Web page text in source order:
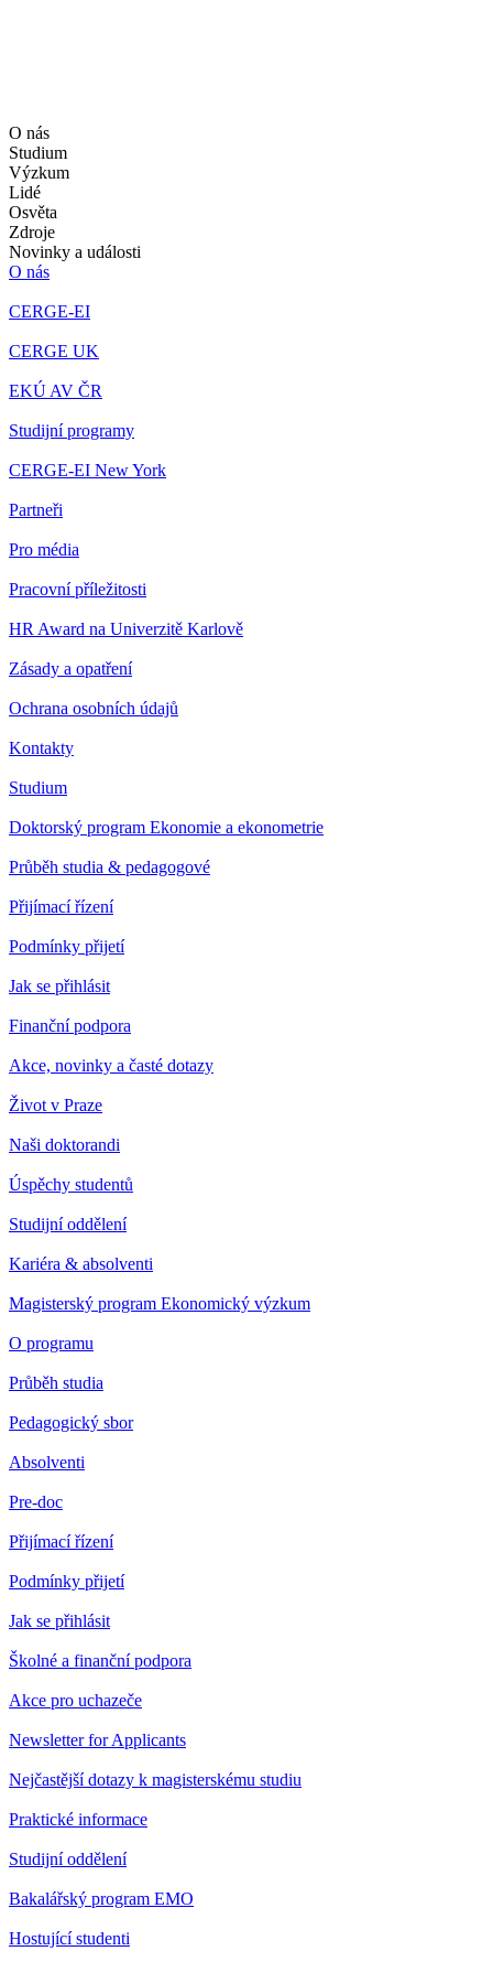
O nás
Studium
Výzkum
Lidé
Osvěta
Zdroje
Novinky a události
O nás
CERGE-EI
CERGE UK
EKÚ AV ČR
Studijní programy
CERGE-EI New York
Partneři
Pro média
Pracovní příležitosti
HR Award na Univerzitě Karlově
Zásady a opatření
Ochrana osobních údajů
Kontakty
Studium
Doktorský program Ekonomie a ekonometrie
Průběh studia & pedagogové
Přijímací řízení
Podmínky přijetí
Jak se přihlásit
Finanční podpora
Akce, novinky a časté dotazy
Život v Praze
Naši doktorandi
Úspěchy studentů
Studijní oddělení
Kariéra & absolventi
Magisterský program Ekonomický výzkum
O programu
Průběh studia
Pedagogický sbor
Absolventi
Pre-doc
Přijímací řízení
Podmínky přijetí
Jak se přihlásit
Školné a finanční podpora
Akce pro uchazeče
Newsletter for Applicants
Nejčastější dotazy k magisterskému studiu
Praktické informace
Studijní oddělení
Bakalářský program EMO
Hostující studenti